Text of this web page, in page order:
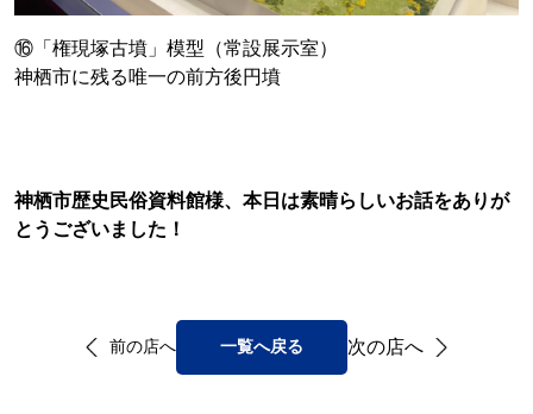
⑯「権現塚古墳」模型（常設展示室）
神栖市に残る唯一の前方後円墳
神栖市歴史民俗資料館様、本日は素晴らしいお話をありが
とうございました！
前の店へ 一覧へ戻る 次の店へ